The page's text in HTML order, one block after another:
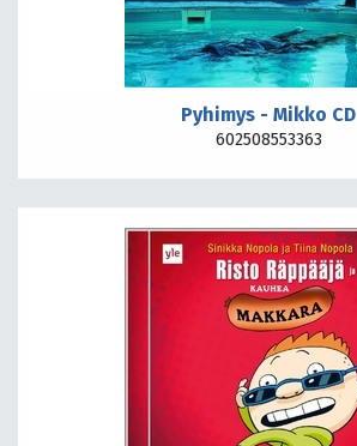
Pyhimys - Mikko CD
602508553363